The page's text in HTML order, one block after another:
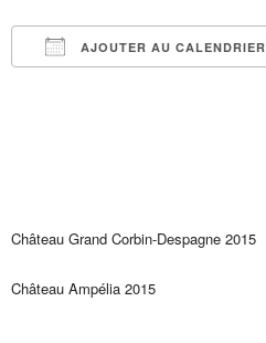
AJOUTER AU CALENDRIER
Château Grand Corbin-Despagne 2015
Château Ampélia 2015